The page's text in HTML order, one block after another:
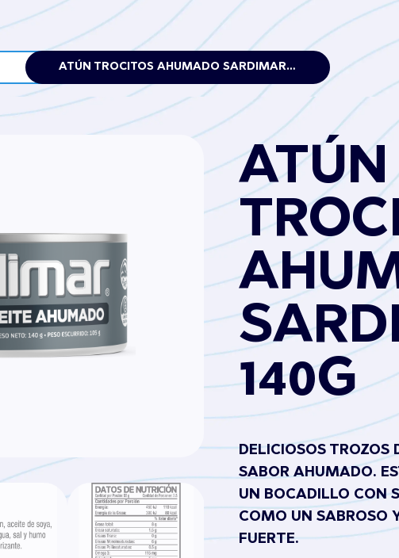
ATÚN TROCITOS AHUMADO SARDIMAR 140G
ATÚN
140G
DELICIOSOS TROZOS
SABOR AHUMADO.
UN BOCADILLO CON
COMO UN SABROSO
FUERTE.